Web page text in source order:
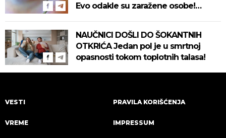
Evo odakle su zaražene osobe!
NAUČNICI DOŠLI DO ŠOKANTNIH
OTKRIĆA Jedan pol je u smrtnoj
opasnosti tokom toplotnih talasa!
VESTI
VREME
PRAVILA KORIŠĆENJA
IMPRESSUM